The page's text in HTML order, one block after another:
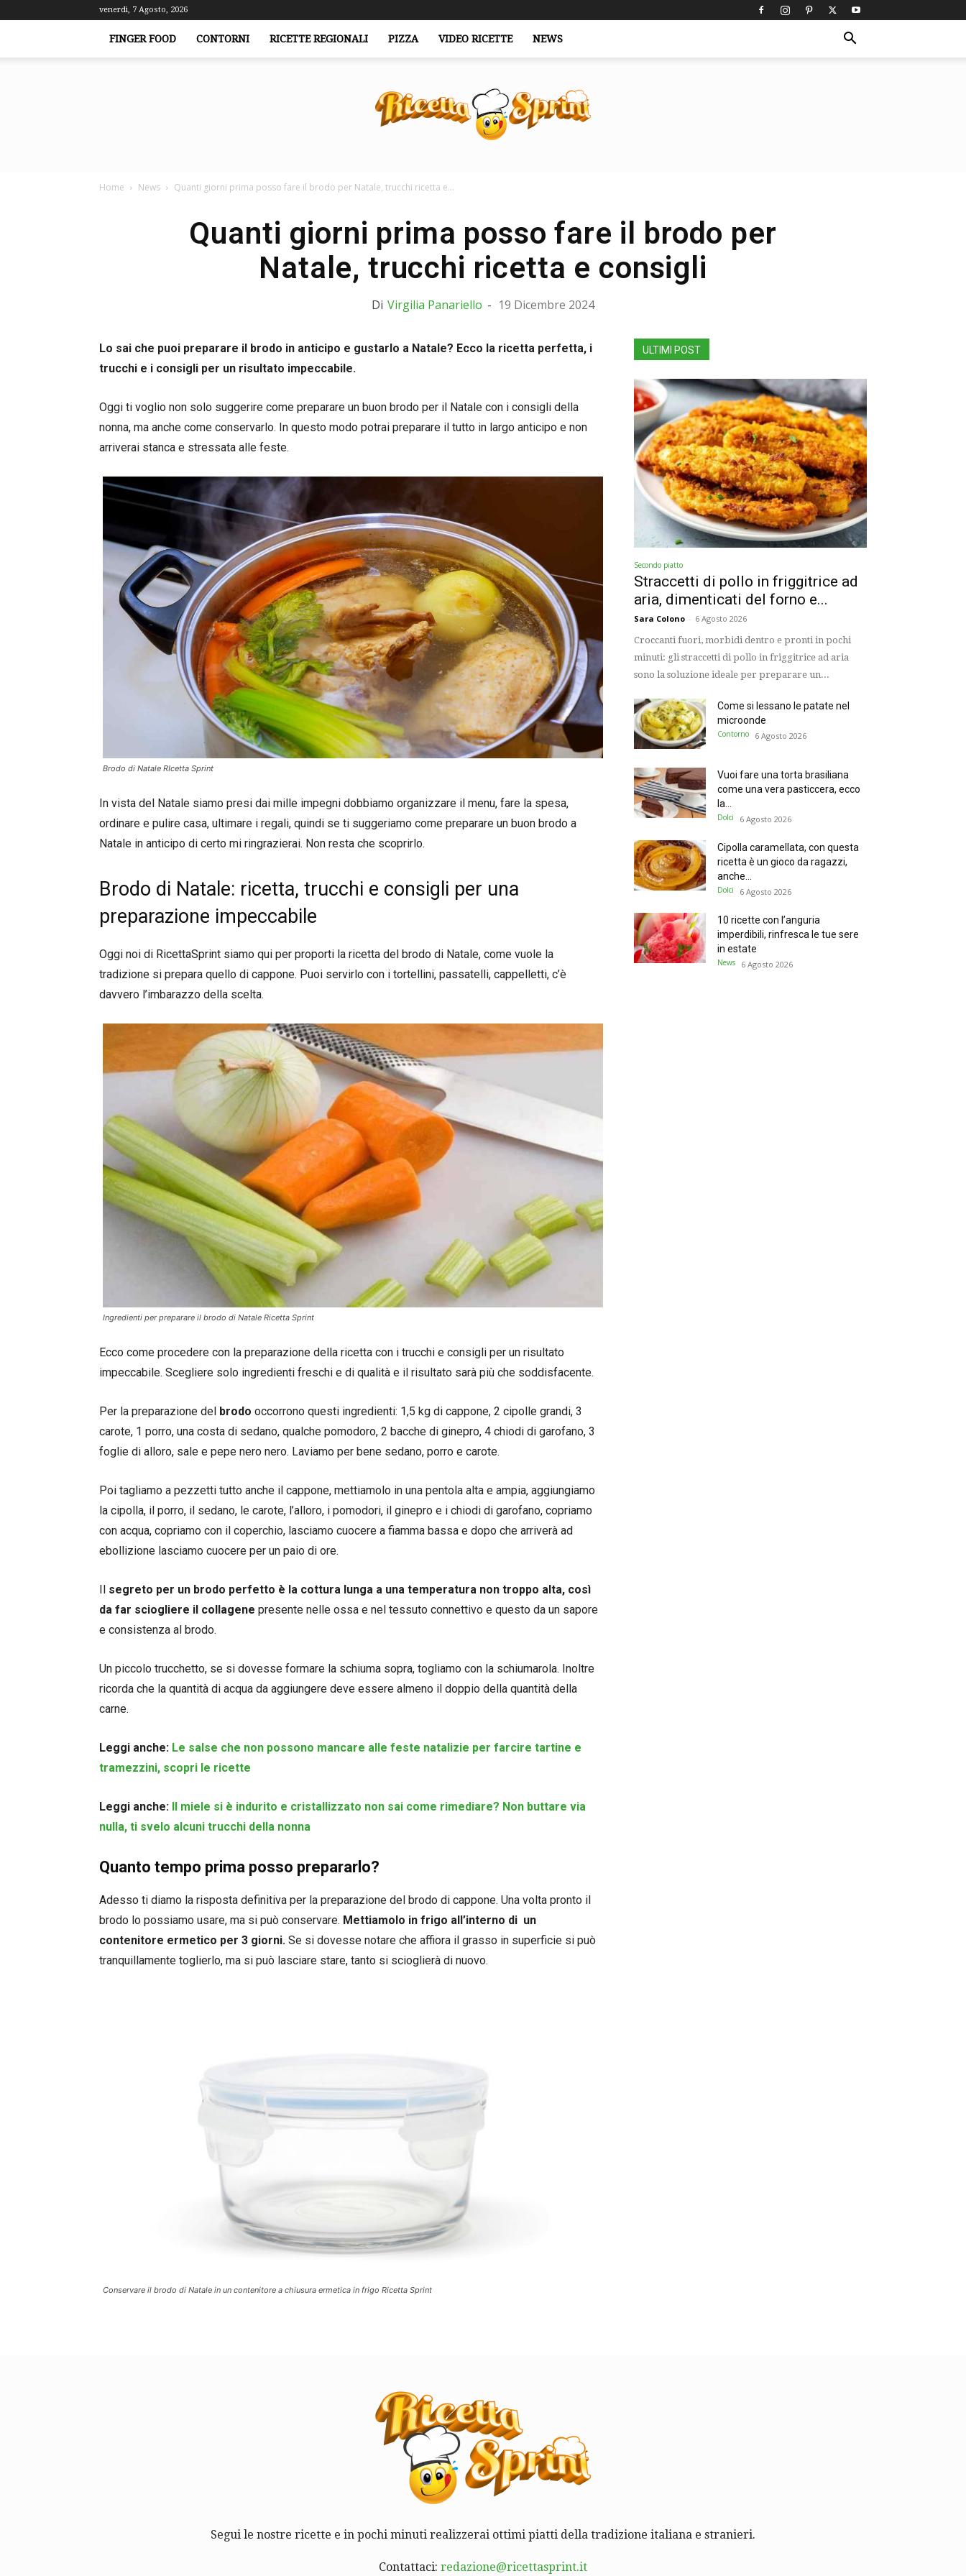
venerdì, 7 Agosto, 2026
FINGER FOOD CONTORNI RICETTE REGIONALI PIZZA VIDEO RICETTE NEWS
Home News Quanti giorni prima posso fare il brodo per Natale, trucchi ricetta e...
Quanti giorni prima posso fare il brodo per
Natale, trucchi ricetta e consigli
Di Virgilia Panariello - 19 Dicembre 2024
Lo sai che puoi preparare il brodo in anticipo e gustarlo a Natale? Ecco la ricetta perfetta, i
trucchi e i consigli per un risultato impeccabile.
Oggi ti voglio non solo suggerire come preparare un buon brodo per il Natale con i consigli della
nonna, ma anche come conservarlo. In questo modo potrai preparare il tutto in largo anticipo e non
arriverai stanca e stressata alle feste.
Brodo di Natale RIcetta Sprint
In vista del Natale siamo presi dai mille impegni dobbiamo organizzare il menu, fare la spesa,
ordinare e pulire casa, ultimare i regali, quindi se ti suggeriamo come preparare un buon brodo a
Natale in anticipo di certo mi ringrazierai. Non resta che scoprirlo.
Brodo di Natale: ricetta, trucchi e consigli per una
preparazione impeccabile
Oggi noi di RicettaSprint siamo qui per proporti la ricetta del brodo di Natale, come vuole la
tradizione si prepara quello di cappone. Puoi servirlo con i tortellini, passatelli, cappelletti, c’è
davvero l’imbarazzo della scelta.
Ingredienti per preparare il brodo di Natale Ricetta Sprint
Ecco come procedere con la preparazione della ricetta con i trucchi e consigli per un risultato
impeccabile. Scegliere solo ingredienti freschi e di qualità e il risultato sarà più che soddisfacente.
Per la preparazione del brodo occorrono questi ingredienti: 1,5 kg di cappone, 2 cipolle grandi, 3
carote, 1 porro, una costa di sedano, qualche pomodoro, 2 bacche di ginepro, 4 chiodi di garofano, 3
foglie di alloro, sale e pepe nero nero. Laviamo per bene sedano, porro e carote.
Poi tagliamo a pezzetti tutto anche il cappone, mettiamolo in una pentola alta e ampia, aggiungiamo
la cipolla, il porro, il sedano, le carote, l’alloro, i pomodori, il ginepro e i chiodi di garofano, copriamo
con acqua, copriamo con il coperchio, lasciamo cuocere a fiamma bassa e dopo che arriverà ad
ebollizione lasciamo cuocere per un paio di ore.
Il segreto per un brodo perfetto è la cottura lunga a una temperatura non troppo alta, così
da far sciogliere il collagene presente nelle ossa e nel tessuto connettivo e questo da un sapore
e consistenza al brodo.
Un piccolo trucchetto, se si dovesse formare la schiuma sopra, togliamo con la schiumarola. Inoltre
ricorda che la quantità di acqua da aggiungere deve essere almeno il doppio della quantità della
carne.
Leggi anche: Le salse che non possono mancare alle feste natalizie per farcire tartine e
tramezzini, scopri le ricette
Leggi anche: Il miele si è indurito e cristallizzato non sai come rimediare? Non buttare via
nulla, ti svelo alcuni trucchi della nonna
Quanto tempo prima posso prepararlo?
Adesso ti diamo la risposta definitiva per la preparazione del brodo di cappone. Una volta pronto il
brodo lo possiamo usare, ma si può conservare. Mettiamolo in frigo all’interno di un
contenitore ermetico per 3 giorni. Se si dovesse notare che affiora il grasso in superficie si può
tranquillamente toglierlo, ma si può lasciare stare, tanto si scioglierà di nuovo.
Conservare il brodo di Natale in un contenitore a chiusura ermetica in frigo Ricetta Sprint
ULTIMI POST
Secondo piatto
Straccetti di pollo in friggitrice ad
aria, dimenticati del forno e...
Sara Colono - 6 Agosto 2026
Croccanti fuori, morbidi dentro e pronti in pochi
minuti: gli straccetti di pollo in friggitrice ad aria
sono la soluzione ideale per preparare un...
Come si lessano le patate nel
microonde
Contorno 6 Agosto 2026
Vuoi fare una torta brasiliana
come una vera pasticcera, ecco
la...
Dolci 6 Agosto 2026
Cipolla caramellata, con questa
ricetta è un gioco da ragazzi,
anche...
Dolci 6 Agosto 2026
10 ricette con l’anguria
imperdibili, rinfresca le tue sere
in estate
News 6 Agosto 2026
Segui le nostre ricette e in pochi minuti realizzerai ottimi piatti della tradizione italiana e stranieri.
Contattaci: redazione@ricettasprint.it